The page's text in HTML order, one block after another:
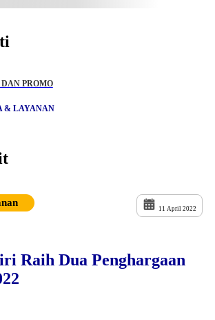
PROMO
& LAYANAN
11 April 2022
Raih Dua Penghargaan